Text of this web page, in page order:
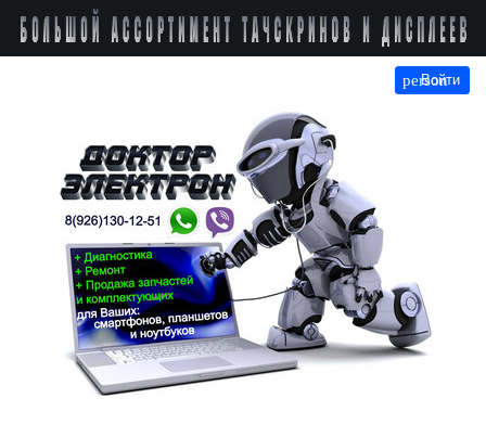
person
Войти